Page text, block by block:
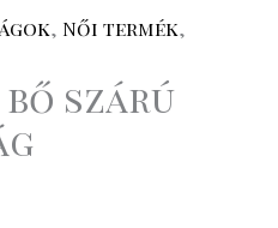
, Női termék,
szárú